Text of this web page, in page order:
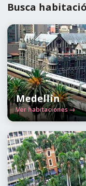
Busca
Medellín
Ver habitaciones →